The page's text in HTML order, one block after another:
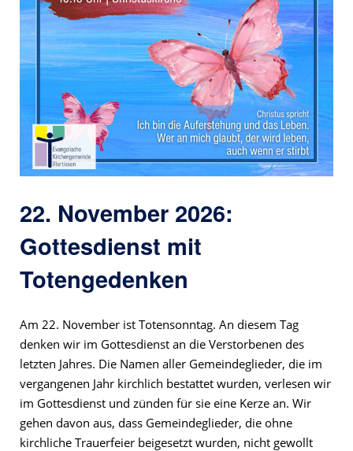
22. November 2026:
Gottesdienst mit
Totengedenken
Am 22. November ist Totensonntag. An diesem Tag
denken wir im Gottesdienst an die Verstorbenen des
letzten Jahres. Die Namen aller Gemeindeglieder, die im
vergangenen Jahr kirchlich bestattet wurden, verlesen wir
im Gottesdienst und zünden für sie eine Kerze an. Wir
gehen davon aus, dass Gemeindeglieder, die ohne
kirchliche Trauerfeier beigesetzt wurden, nicht gewollt